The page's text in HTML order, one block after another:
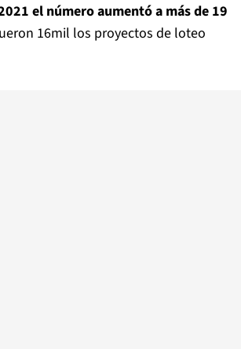
el número aumentó a más de 19
16mil los proyectos de loteo